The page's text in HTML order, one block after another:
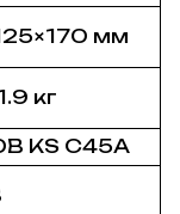
мм
кг
KS C45A